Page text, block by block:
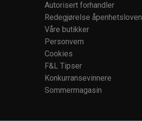
Autorisert forhandler
Redegjørelse åpenhetsloven
Våre butikker
Personvern
Cookies
F&L Tipser
Konkurransevinnere
Sommermagasin